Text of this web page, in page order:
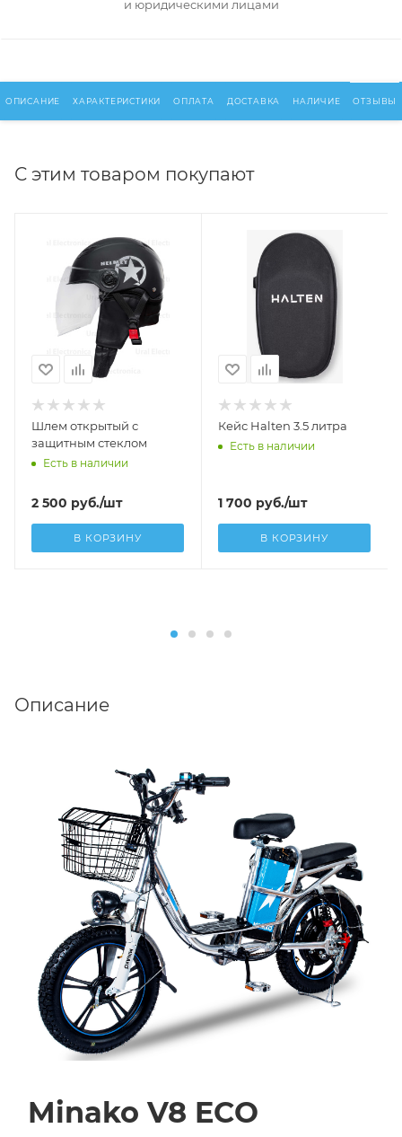
и юридическими лицами
ОПИСАНИЕ ХАРАКТЕРИСТИКИ ОПЛАТА ДОСТАВКА НАЛИЧИЕ ОТЗЫВЫ
С этим товаром покупают
Шлем открытый с
защитным стеклом
Есть в наличии
2 500 руб./шт
В КОРЗИНУ
Кейс Halten 3.5 литра
Есть в наличии
1 700 руб./шт
В КОРЗИНУ
Описание
Minako V8 ECO